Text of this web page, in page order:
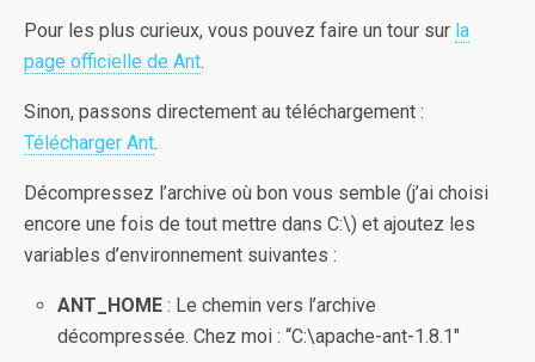
Pour les plus curieux, vous pouvez faire un tour sur la
page officielle de Ant.
Sinon, passons directement au téléchargement :
Télécharger Ant.
Décompressez l’archive où bon vous semble (j’ai choisi
encore une fois de tout mettre dans C:\) et ajoutez les
variables d’environnement suivantes :
ANT_HOME : Le chemin vers l’archive
décompressée. Chez moi : “C:\apache-ant-1.8.1″